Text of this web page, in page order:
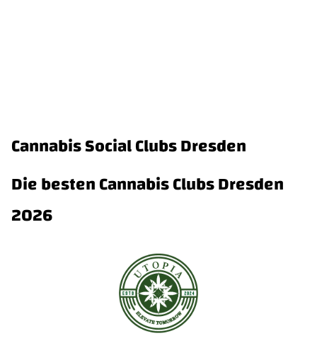
Cannabis Social Clubs Dresden
Die besten Cannabis Clubs Dresden
2026